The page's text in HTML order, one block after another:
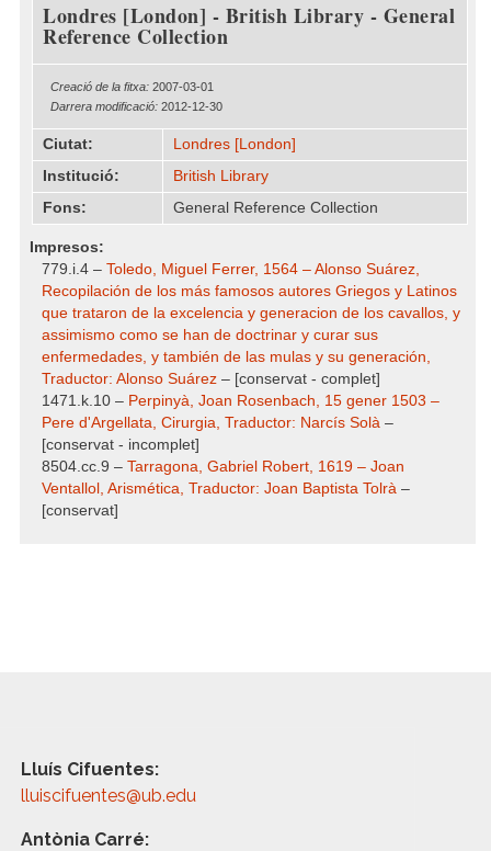
Londres [London] - British Library - General
Reference Collection
Creació de la fitxa: 2007-03-01
Darrera modificació: 2012-12-30
Ciutat:
Londres [London]
Institució:
British Library
Fons:
General Reference Collection
Impresos:
779.i.4 – Toledo, Miguel Ferrer, 1564 – Alonso Suárez,
Recopilación de los más famosos autores Griegos y Latinos
que trataron de la excelencia y generacion de los cavallos, y
assimismo como se han de doctrinar y curar sus
enfermedades, y también de las mulas y su generación,
Traductor: Alonso Suárez – [conservat - complet]
1471.k.10 – Perpinyà, Joan Rosenbach, 15 gener 1503 –
Pere d'Argellata, Cirurgia, Traductor: Narcís Solà –
[conservat - incomplet]
8504.cc.9 – Tarragona, Gabriel Robert, 1619 – Joan
Ventallol, Arismética, Traductor: Joan Baptista Tolrà –
[conservat]
Lluís Cifuentes:
lluiscifuentes@ub.edu
Antònia Carré: